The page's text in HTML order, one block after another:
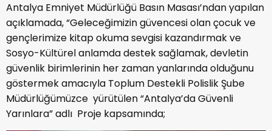
Antalya Emniyet Müdürlüğü Basın Masası’ndan yapılan
açıklamada, “Geleceğimizin güvencesi olan çocuk ve
gençlerimize kitap okuma sevgisi kazandırmak ve
Sosyo-Kültürel anlamda destek sağlamak, devletin
güvenlik birimlerinin her zaman yanlarında olduğunu
göstermek amacıyla Toplum Destekli Polislik Şube
Müdürlüğümüzce yürütülen “Antalya’da Güvenli
Yarınlara” adlı Proje kapsamında;